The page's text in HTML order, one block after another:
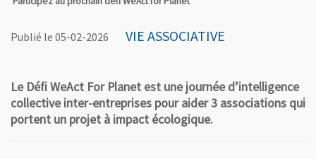
Publié le 05-02-2026 VIE ASSOCIATIVE
Le Défi WeAct For Planet est une journée d’intelligence
collective inter-entreprises pour aider 3 associations qui
portent un projet à impact écologique.